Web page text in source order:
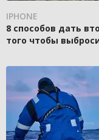
IPHONE
8 способов дать
того чтобы